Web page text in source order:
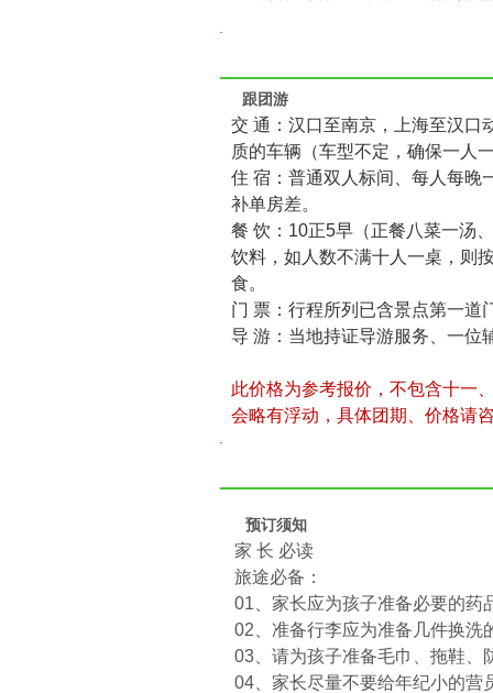
跟团游
交 通：汉口至南京，上海至汉口
质的车辆（车型不定，确保一人
住 宿：普通双人标间、每人每晚
补单房差。
餐 饮：10正5早（正餐八菜一汤
饮料，如人数不满十人一桌，则
食。
门 票：行程所列已含景点第一道
导 游：当地持证导游服务、一位
此价格为参考报价，不包含十一
会略有浮动，具体团期、价格请
预订须知
家 长 必读
旅途必备：
01、家长应为孩子准备必要的药
02、准备行李应为准备几件换洗
03、请为孩子准备毛巾、拖鞋、
04、家长尽量不要给年纪小的营